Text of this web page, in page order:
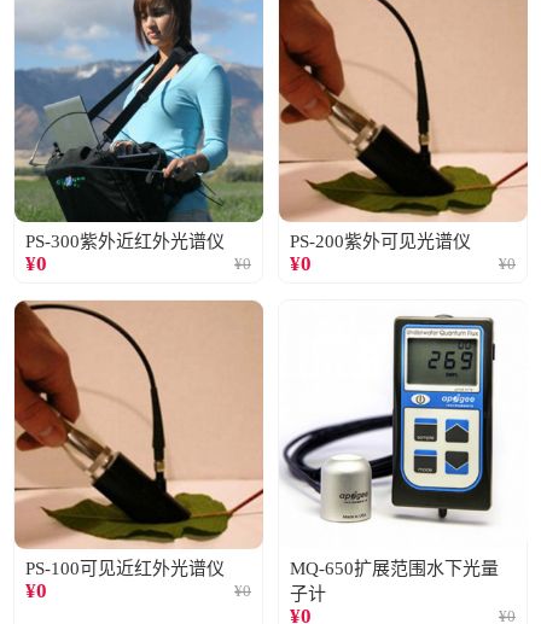
PS-300紫外近红外光谱仪
¥0 ¥0
PS-200紫外可见光谱仪
¥0 ¥0
PS-100可见近红外光谱仪
¥0 ¥0
MQ-650扩展范围水下光量
子计
¥0 ¥0